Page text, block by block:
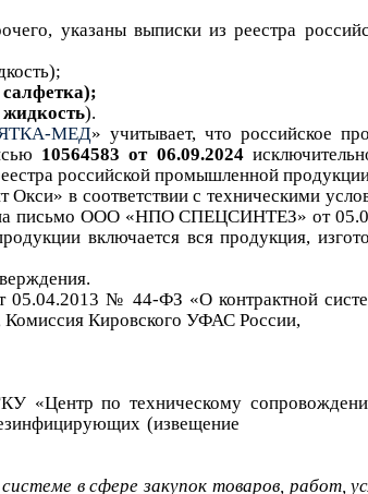
указанывыпискииз реестра
;
жидкость).
МЕД» учитывает, что российское
10564583 от 06.09.2024
российской промышленной
в соответствии с техническими
письмо ООО «НПО СПЕЦСИНТЕЗ» от
включается всяпродукция,
05.04.2013№ 44-ФЗ «О контрактной
Комиссия Кировского УФАС России,
«Центр по техническому
(извещение
в сфере закупок товаров, работ,